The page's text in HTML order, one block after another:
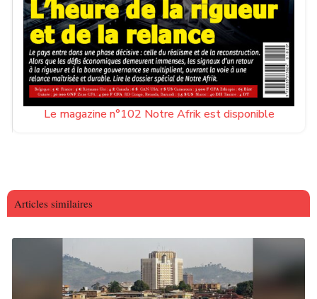
Le magazine n°102 Notre Afrik est disponible
Articles similaires